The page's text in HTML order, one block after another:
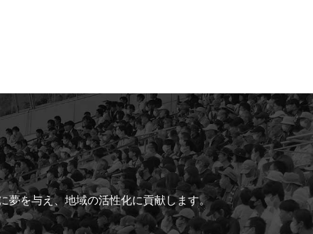
夢を与え、地域の活性化に貢献します。